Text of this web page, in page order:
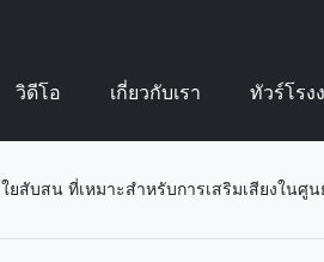
วิดีโอ เกี่ยวกับเรา ทัวร์โรง
ใยสับสน ที่เหมาะสําหรับการเสริมเสียงในศู